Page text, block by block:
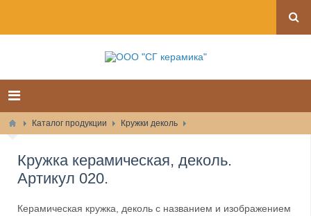
Каталог продукции Кружки деколь
Кружка керамическая, деколь.
Артикул 020.
Керамическая кружка, деколь с названием и изображением